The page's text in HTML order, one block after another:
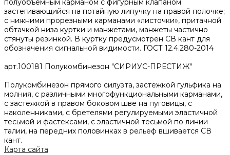
застегивающийся на потайную липучку на правой полочке;
с нижними прорезными карманами «листочки», притачной
обтачкой низа куртки и манжетами, манжеты частично
стянуты резинкой. В куртку предусмотрен СВ кант для
обозначения сигнальной видимости. ГОСТ 12.4.280-2014
арт.100181 Полукомбинезон "СИРИУС-ПРЕСТИЖ"
Полукомбинезон прямого силуэта, застежкой гульфика на
молния, с различными многофункциональными карманами,
с застежкой в правом боковом шве на пуговицы, с
наколенниками, с бретелями регулируемыми эластичной
тесьмой и фастексами, с эластичной тесьмой по линии
талии, на передних половинках в рельеф вшивается СВ
кант.
Карта сайта